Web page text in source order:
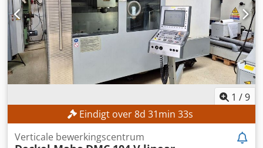
onderkant spindel: 125–725 mm Spindel en
gereedschapshouder Maximale spindeltoerentallen: 6.000
toeren/min Spindelhouder: SK 50 Spindelmotorvermogen
S1: 10 kW Voedingen en snelle verplaatsingen
Voedingssnelheid: 1 – 10.000 mm/min Dwsdjzqcu Nspfx
Anwsa Snelle verplaatsing X-as: 20 m/min Snelle
verplaatsing Y-as: 20 m/min Snelle verplaatsing Z-as: 15
gereedschaphouders: 24 Maximale
gereedschapsdiameter: 80 mm Maximale
gereedschapsdiameter bij vrije extra posities: 150 mm
Maximale gereedschapslengte: 250 mm Maximale
1 /9
Eindigt over8d 31min 31s
Verticale bewerkingscentrum